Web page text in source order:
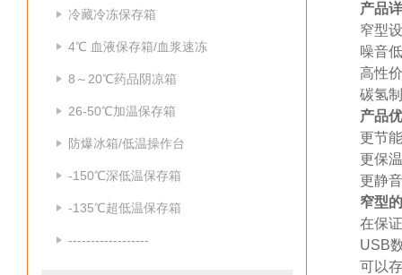
冷藏冷冻保存箱
4℃ 血液保存箱/血浆速冻
8～20℃药品阴凉箱
26-50℃加温保存箱
防爆冰箱/低温操作台
-150℃深低温保存箱
-135℃超低温保存箱
------------------
产品
窄型
噪音
高性
碳氢
产品
更节能
更保
更静
窄型
在保
USB
可以